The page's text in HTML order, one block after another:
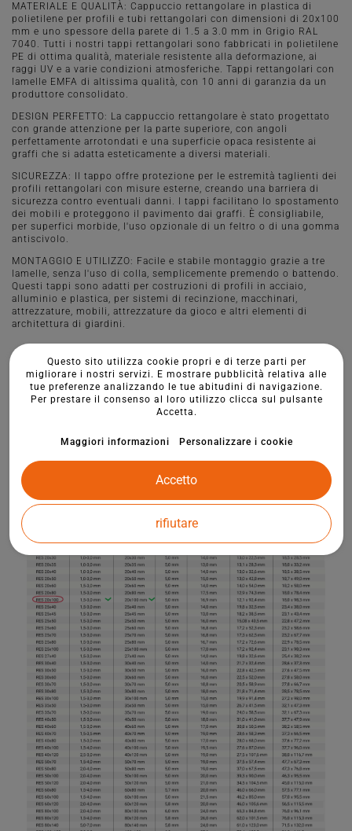
MATERIALE E QUALITÀ: Cappuccio rettangolare in plastica di
polietilene per profili e tubi rettangolari con dimensioni di 20x100
mm e uno spessore della parete di 1.5 a 3.0 mm in Grigio RAL
7040. Tutti i nostri tappi rettangolari sono fabbricati in polietilene
PE di ottima qualità, materiale resistente alla deformazione, ai
raggi UV e a varie condizioni atmosferiche. Tappi rettangolari con
lamelle EMFA di altissima qualità, con 10 anni di garanzia da un
produttore consolidato.
DESIGN PERFETTO: La cappuccio rettangolare è stato progettato
con grande attenzione per la parte superiore, con angoli
perfettamente arrotondati e una superficie opaca resistente ai
graffi che si adatta esteticamente a diversi materiali.
SICUREZZA: Il tappo offre protezione per le estremità taglienti dei
profili rettangolari con misure esterne, creando una barriera di
sicurezza contro eventuali danni. I tappi facilitano lo spostamento
dei mobili e proteggono il pavimento dai graffi. È consigliabile,
per superfici morbide, l'uso opzionale di un feltro o di una gomma
antiscivolo.
MONTAGGIO E UTILIZZO: Facile e stabile montaggio grazie a tre
lamelle, senza l'uso di colla, semplicemente premendo o battendo.
Questi tappi sono adatti per costruzioni di profili in acciaio,
alluminio e plastica, per sistemi di recinzione, macchinari,
attrezzature, mobili, attrezzature da gioco e altri elementi di
architettura di giardini.
Questo sito utilizza cookie propri e di terze parti per
migliorare i nostri servizi. E mostrare pubblicità relativa alle
tue preferenze analizzando le tue abitudini di navigazione.
Per prestare il consenso al loro utilizzo clicca sul pulsante
Accetta.
Maggiori informazioni Personalizzare i cookie
rifiutare
Accetto